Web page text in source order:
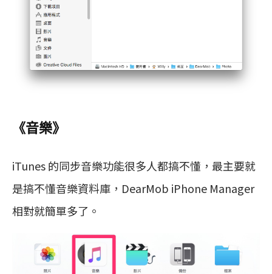
《音樂》
iTunes 的同步音樂功能很多人都搞不懂，最主要就
是搞不懂音樂資料庫，DearMob iPhone Manager
相對就簡單多了。